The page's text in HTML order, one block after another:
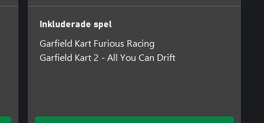
Inkluderade spel
Garfield Kart Furious Racing
Garfield Kart 2 - All You Can Drift